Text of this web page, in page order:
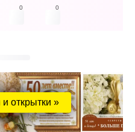
0 0
и открытки »